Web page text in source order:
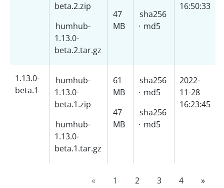
beta.2.zip
humhub-
1.13.0-
beta.2.tar.gz
47
MB
sha256
· md5
16:50:33
1.13.0-
beta.1
humhub-
1.13.0-
beta.1.zip
humhub-
1.13.0-
beta.1.tar.gz
61
MB
47
MB
sha256
· md5
sha256
· md5
2022-
11-28
16:23:45
« 1 2 3 4 »